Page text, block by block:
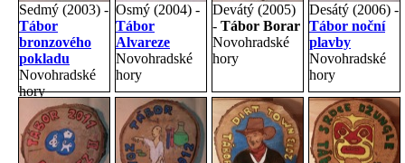
Sedmý (2003) -
Tábor
bronzového
pokladu
Novohradské
hory
Osmý (2004) -
Tábor
Alvareze
Novohradské
hory
Devátý (2005)
- Tábor Borar
Novohradské
hory
Desátý (2006) -
Tábor noční
plavby
Novohradské
hory